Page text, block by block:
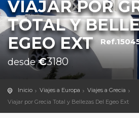
VIAJAR POR
TOTAL Y
EGEO EXT
desde€3180
Inicio Viajes a Europa
Viajes a Grecia
Viajar por Grecia Total y Bellezas Del Egeo Ext